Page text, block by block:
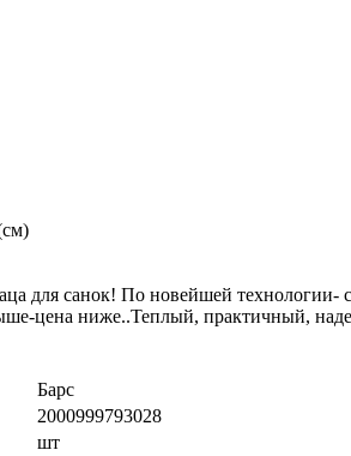
для санок! По новейшей
цена ниже..Теплый, практичный,
Барс
2000999793028
шт